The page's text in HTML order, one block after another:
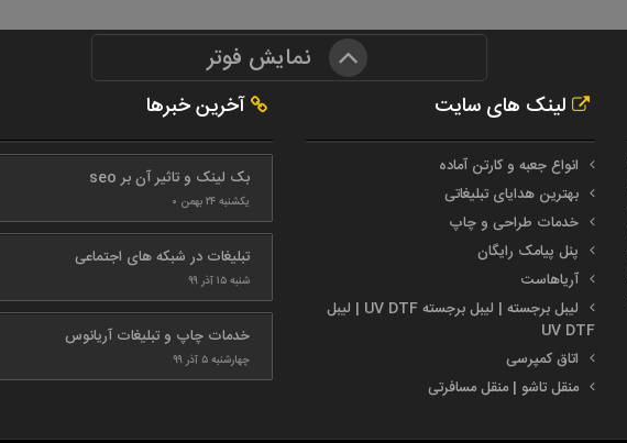
نمایش فوتر
لینک های سایت
انواع جعبه و کارتن آماده
بهترین هدایای تبلیغاتی
خدمات طراحی و چاپ
پنل پیامک رایگان
آریاهاست
لیبل برجسته | لیبل برجسته UV DTF | لیبل
UV DTF
اتاق کمپرسی
منقل تاشو | منقل مسافرتی
آخرین خبرها
بک لینک و تاثیر آن بر seo
یکشنبه ۲۴ بهمن ۰
تبلیغات در شبکه های اجتماعی
شنبه ۱۵ آذر ۹۹
خدمات چاپ و تبلیغات آریانوس
چهارشنبه ۵ آذر ۹۹